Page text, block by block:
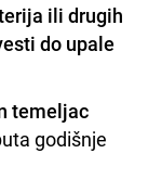
ili drugih
do upale
temeljac
godišnje